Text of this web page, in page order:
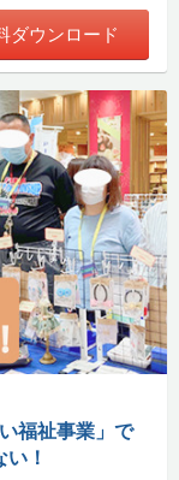
ダウンロード
福祉事業」で
！